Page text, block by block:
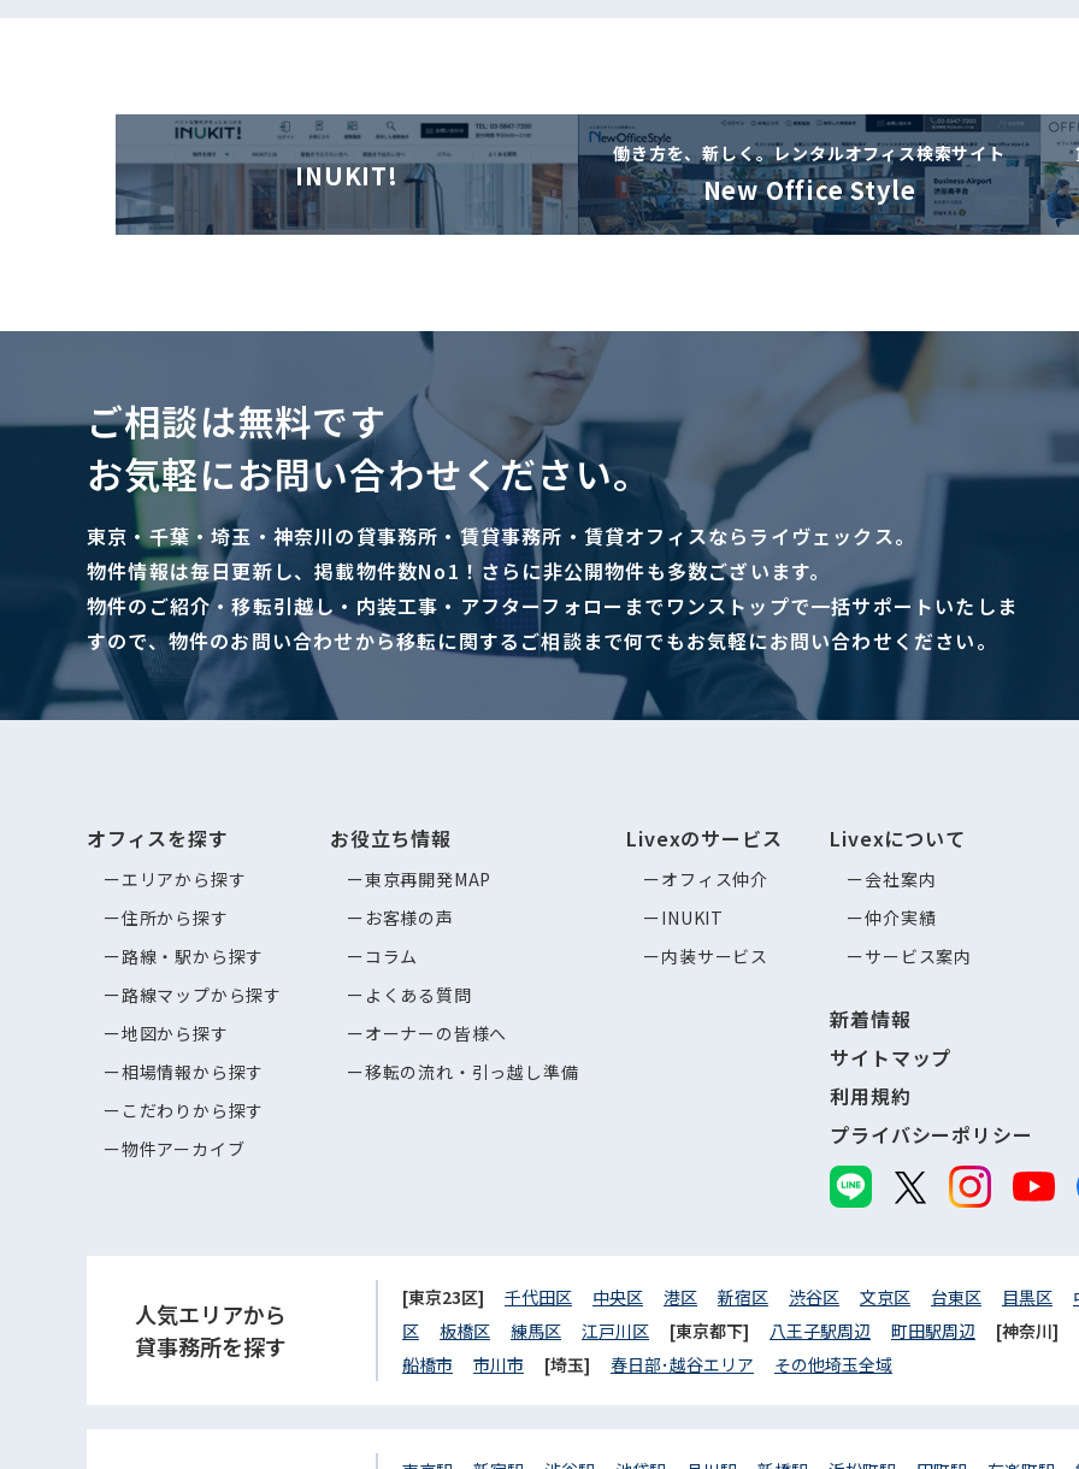
INUKIT!
働き方を、新しく。レンタルオフィス検索サイト
New Office Style
ご相談は無料です
お気軽にお問い合わせください。
東京・千葉・埼玉・神奈川の貸事務所・賃貸事務所・賃貸オフィスならライヴェックス。
物件情報は毎日更新し、掲載物件数No1！さらに非公開物件も多数ございます。
物件のご紹介・移転引越し・内装工事・アフターフォローまでワンストップで一括サポートいたしま
すので、物件のお問い合わせから移転に関するご相談まで何でもお気軽にお問い合わせください。
オフィスを探す
エリアから探す
住所から探す
路線・駅から探す
路線マップから探す
地図から探す
相場情報から探す
こだわりから探す
物件アーカイブ
お役立ち情報
東京再開発MAP
お客様の声
コラム
よくある質問
オーナーの皆様へ
移転の流れ・引っ越し準備
Livexのサービス
オフィス仲介
INUKIT
内装サービス
Livexについて
会社案内
仲介実績
サービス案内
新着情報
サイトマップ
利用規約
プライバシーポリシー
人気エリアから
貸事務所を探す
[東京23区] 千代田区 中央区 港区 新宿区 渋谷区 文京区 台東区 目黒区
区
板橋区 練馬区 江戸川区 [東京都下] 八王子駅周辺 町田駅周辺 [神奈川]
船橋市
市川市 [埼玉] 春日部･越谷エリア その他埼玉全域